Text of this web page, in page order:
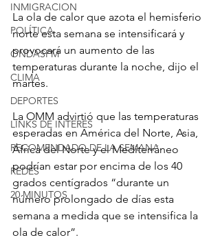
INMIGRACION
POLÍTICA
ONDASFM
CLIMA
DEPORTES
LINKS DE INTERES
RECOMENDADO DE LA SEMANA
REDES
20 MINUTOS
La ola de calor que azota el hemisferio
norte esta semana se intensificará y
provocará un aumento de las
temperaturas durante la noche, dijo el
martes.
La OMM advirtió que las temperaturas
esperadas en América del Norte, Asia,
África del Norte y el Mediterráneo
podrían estar por encima de los 40
grados centígrados “durante un
número prolongado de días esta
semana a medida que se intensifica la
ola de calor”.